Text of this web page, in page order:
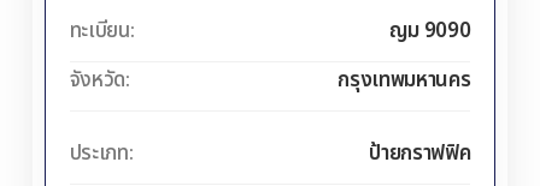
ทะเบียน:
ญม 9090
จังหวัด:
กรุงเทพมหานคร
ประเภท:
ป้ายกราฟฟิค